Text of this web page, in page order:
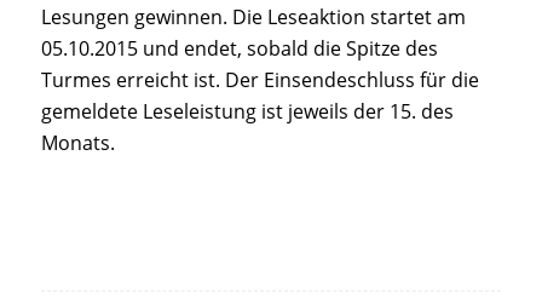
Lesungen gewinnen. Die Leseaktion startet am
05.10.2015 und endet, sobald die Spitze des
Turmes erreicht ist. Der Einsendeschluss für die
gemeldete Leseleistung ist jeweils der 15. des
Monats.